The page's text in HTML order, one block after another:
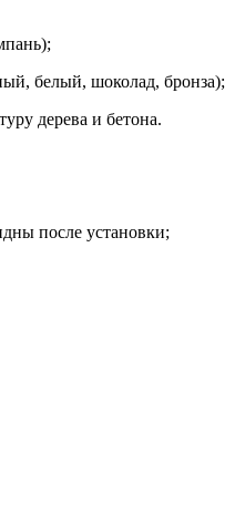
белый, шоколад, бронза);
дерева и бетона.
после установки;